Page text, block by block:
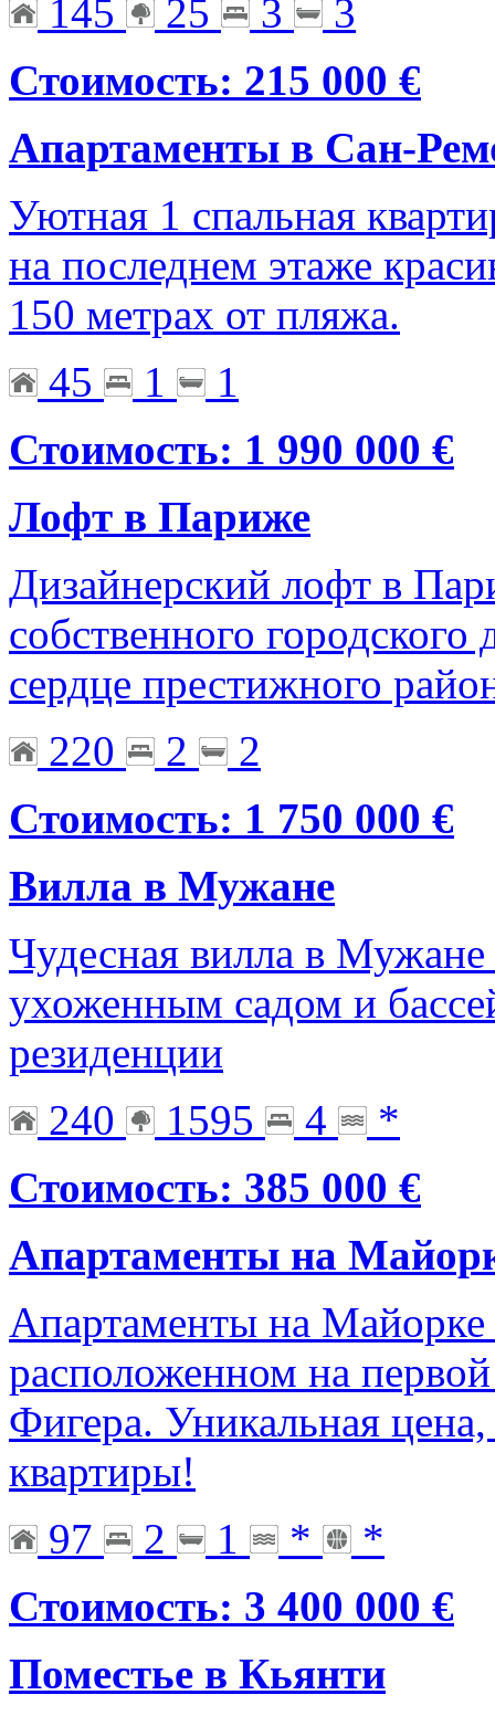
145 25 3
3
Стоимость: 215 000 €
Апартаменты в Сан-
Уютная 1 спальная
на последнем этаже
150 метрах от пляжа.
45
1
1
Стоимость: 1 990 000 €
Лофт в Париже
Дизайнерский лофт в
собственного
сердце престижного
220
2
2
Стоимость: 1 750 000 €
Вилла в Мужане
Чудесная вилла в Мужане
ухоженным садом и
резиденции
240
1595 4
*
Стоимость: 385 000 €
Апартаменты на
Апартаменты на
расположенном на
Фигера. Уникальная
квартиры!
97
2 1 *
*
Стоимость: 3 400 000 €
Поместье в Кьянти